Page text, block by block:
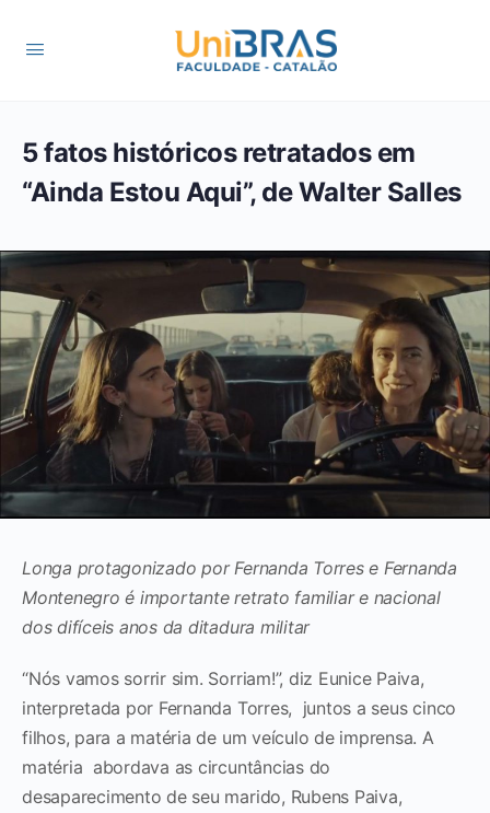
5 fatos históricos retratados em
“Ainda Estou Aqui”, de Walter Salles
Longa protagonizado por Fernanda Torres e Fernanda
Montenegro é importante retrato familiar e nacional
dos difíceis anos da ditadura militar
“Nós vamos sorrir sim. Sorriam!”, diz Eunice Paiva,
interpretada por Fernanda Torres, juntos a seus cinco
filhos, para a matéria de um veículo de imprensa. A
matéria abordava as circuntâncias do
desaparecimento de seu marido, Rubens Paiva,